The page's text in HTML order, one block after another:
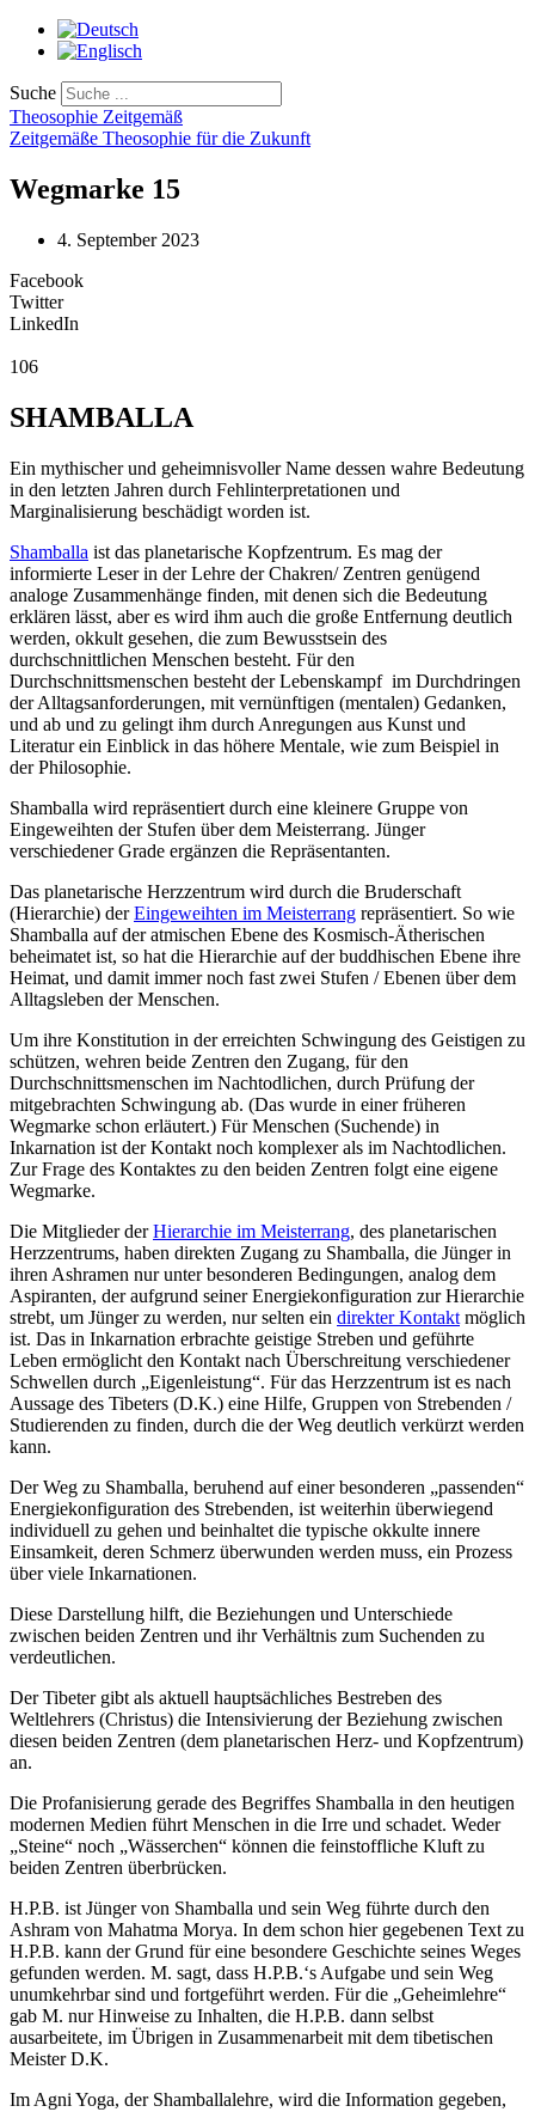
Suche
Theosophie Zeitgemäß
Zeitgemäße Theosophie für die Zukunft
Wegmarke 15
4. September 2023
Facebook
Twitter
LinkedIn
106
SHAMBALLA
Ein mythischer und geheimnisvoller Name dessen wahre Bedeutung
in den letzten Jahren durch Fehlinterpretationen und
Marginalisierung beschädigt worden ist.
Shamballa ist das planetarische Kopfzentrum. Es mag der
informierte Leser in der Lehre der Chakren/ Zentren genügend
analoge Zusammenhänge finden, mit denen sich die Bedeutung
erklären lässt, aber es wird ihm auch die große Entfernung deutlich
werden, okkult gesehen, die zum Bewusstsein des
durchschnittlichen Menschen besteht. Für den
Durchschnittsmenschen besteht der Lebenskampf im Durchdringen
der Alltagsanforderungen, mit vernünftigen (mentalen) Gedanken,
und ab und zu gelingt ihm durch Anregungen aus Kunst und
Literatur ein Einblick in das höhere Mentale, wie zum Beispiel in
der Philosophie.
Shamballa wird repräsentiert durch eine kleinere Gruppe von
Eingeweihten der Stufen über dem Meisterrang. Jünger
verschiedener Grade ergänzen die Repräsentanten.
Das planetarische Herzzentrum wird durch die Bruderschaft
(Hierarchie) derEingeweihten im Meisterrang repräsentiert. So wie
Shamballa auf der atmischen Ebene des Kosmisch-Ätherischen
beheimatet ist, so hat die Hierarchie auf der buddhischen Ebene ihre
Heimat, und damit immer noch fast zwei Stufen / Ebenen über dem
Alltagsleben der Menschen.
Um ihre Konstitution in der erreichten Schwingung des Geistigen zu
schützen, wehren beide Zentren den Zugang, für den
Durchschnittsmenschen im Nachtodlichen, durch Prüfung der
mitgebrachten Schwingung ab. (Das wurde in einer früheren
Wegmarke schon erläutert.) Für Menschen (Suchende) in
Inkarnation ist der Kontakt noch komplexer als im Nachtodlichen.
Zur Frage des Kontaktes zu den beiden Zentren folgt eine eigene
Wegmarke.
Die Mitglieder derHierarchie im Meisterrang, des planetarischen
Herzzentrums, haben direkten Zugang zu Shamballa, die Jünger in
ihren Ashramen nur unter besonderen Bedingungen, analog dem
Aspiranten, der aufgrund seiner Energiekonfiguration zur Hierarchie
strebt, um Jünger zu werden, nur selten ein direkter Kontakt möglich
ist. Das in Inkarnation erbrachte geistige Streben und geführte
Leben ermöglicht den Kontakt nach Überschreitung verschiedener
Schwellen durch „Eigenleistung“. Für das Herzzentrum ist es nach
Aussage des Tibeters (D.K.) eine Hilfe, Gruppen von Strebenden /
Studierenden zu finden, durch die der Weg deutlich verkürzt werden
kann.
Der Weg zu Shamballa, beruhend auf einer besonderen „passenden“
Energiekonfiguration des Strebenden, ist weiterhin überwiegend
individuell zu gehen und beinhaltet die typische okkulte innere
Einsamkeit, deren Schmerz überwunden werden muss, ein Prozess
über viele Inkarnationen.
Diese Darstellung hilft, die Beziehungen und Unterschiede
zwischen beiden Zentren und ihr Verhältnis zum Suchenden zu
verdeutlichen.
Der Tibeter gibt als aktuell hauptsächliches Bestreben des
Weltlehrers (Christus) die Intensivierung der Beziehung zwischen
diesen beiden Zentren (dem planetarischen Herz- und Kopfzentrum)
an.
Die Profanisierung gerade des Begriffes Shamballa in den heutigen
modernen Medien führt Menschen in die Irre und schadet. Weder
„Steine“ noch „Wässerchen“ können die feinstoffliche Kluft zu
beiden Zentren überbrücken.
H.P.B. ist Jünger von Shamballa und sein Weg führte durch den
Ashram von Mahatma Morya. In dem schon hier gegebenen Text zu
H.P.B. kann der Grund für eine besondere Geschichte seines Weges
gefunden werden. M. sagt, dass H.P.B.‘s Aufgabe und sein Weg
unumkehrbar sind und fortgeführt werden. Für die „Geheimlehre“
gab M. nur Hinweise zu Inhalten, die H.P.B. dann selbst
ausarbeitete, im Übrigen in Zusammenarbeit mit dem tibetischen
Meister D.K.
Im Agni Yoga, der Shamballalehre, wird die Information gegeben,